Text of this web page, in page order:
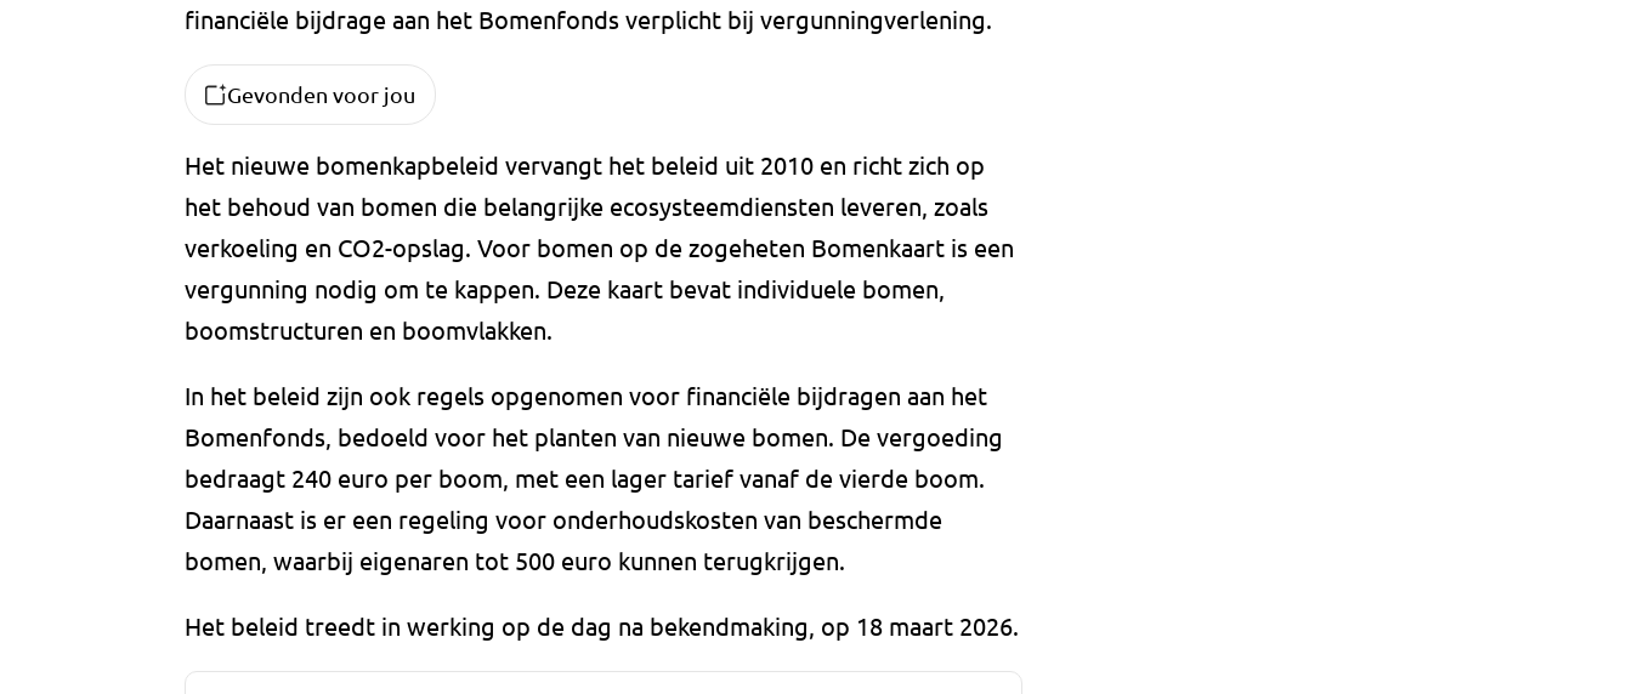
financiële bijdrage aan het Bomenfonds verplicht bij vergunningverlening.
Gevonden voor jou
Het nieuwe bomenkapbeleid vervangt het beleid uit 2010 en richt zich op
het behoud van bomen die belangrijke ecosysteemdiensten leveren, zoals
verkoeling en CO2-opslag. Voor bomen op de zogeheten Bomenkaart is een
vergunning nodig om te kappen. Deze kaart bevat individuele bomen,
boomstructuren en boomvlakken.
In het beleid zijn ook regels opgenomen voor financiële bijdragen aan het
Bomenfonds, bedoeld voor het planten van nieuwe bomen. De vergoeding
bedraagt 240 euro per boom, met een lager tarief vanaf de vierde boom.
Daarnaast is er een regeling voor onderhoudskosten van beschermde
bomen, waarbij eigenaren tot 500 euro kunnen terugkrijgen.
Het beleid treedt in werking op de dag na bekendmaking, op 18 maart 2026.